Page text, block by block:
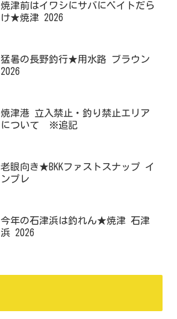
焼津前はイワシにサバにベイトだら
け★焼津 2026
猛暑の長野釣行★用水路 ブラウン
2026
焼津港 立入禁止・釣り禁止エリア
について ※追記
老眼向き★BKKファストスナップ イ
ンプレ
今年の石津浜は釣れん★焼津 石津
浜 2026